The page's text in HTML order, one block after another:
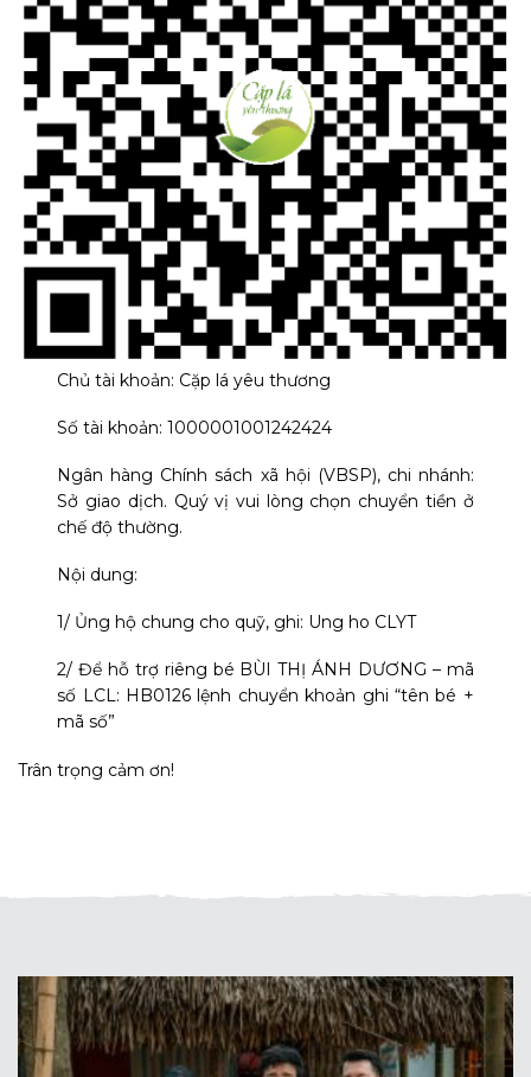
Chủ tài khoản: Cặp lá yêu thương
Số tài khoản: 1000001001242424
Ngân hàng Chính sách xã hội (VBSP), chi nhánh:
Sở giao dịch. Quý vị vui lòng chọn chuyển tiền ở
chế độ thường.
Nội dung:
1/ Ủng hộ chung cho quỹ, ghi: Ung ho CLYT
2/ Để hỗ trợ riêng bé BÙI THỊ ÁNH DƯƠNG – mã
số LCL: HB0126 lệnh chuyển khoản ghi “tên bé +
mã số”
Trân trọng cảm ơn!